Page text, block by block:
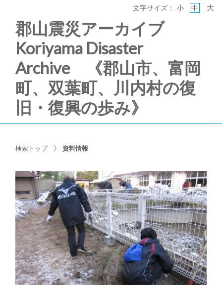
郡山震災アーカイブ
Koriyama Disaster
Archive 《郡山市、富岡
町、双葉町、川内村の復
旧・復興の歩み》
文字サイズ： 小 中 大
検索トップ 資料情報